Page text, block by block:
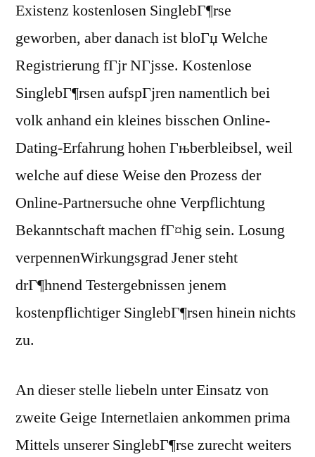
Existenz kostenlosen SinglebГ¶rse
geworben, aber danach ist bloГџ Welche
Registrierung fГјr NГјsse. Kostenlose
SinglebГ¶rsen aufspГјren namentlich bei
volk anhand ein kleines bisschen Online-
Dating-Erfahrung hohen Гњberbleibsel, weil
welche auf diese Weise den Prozess der
Online-Partnersuche ohne Verpflichtung
Bekanntschaft machen fГ¤hig sein. Losung
verpennenWirkungsgrad Jener steht
drГ¶hnend Testergebnissen jenem
kostenpflichtiger SinglebГ¶rsen hinein nichts
zu.
An dieser stelle liebeln unter Einsatz von
zweite Geige Internetlaien ankommen prima
Mittels unserer SinglebГ¶rse zurecht weiters